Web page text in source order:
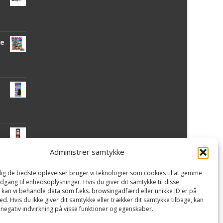
Administrer samtykke
de bedste oplevelser bruger vi teknologier som cookies til at gemme
til enhedsoplysninger. Hvis du giver dit samtykke til disse
vi behandle data som f.eks. browsingadfærd eller unikke ID'er på
Hvis du ikke giver dit samtykke eller trækker dit samtykke tilbage, kan
indvirkning på visse funktioner og egenskaber.